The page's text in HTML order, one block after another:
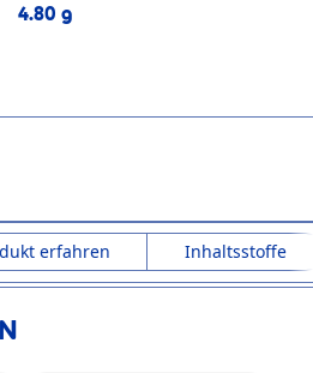
(LSF)
4.80 g
erfahren Inhaltsstoffe